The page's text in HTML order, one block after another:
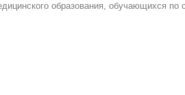
образования, обучающихся по